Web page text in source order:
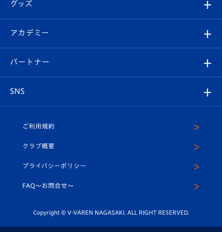
チケット
イベント
メディア
ホームタウン
スタッフプロフィール
マスコット紹介
平和祈念活動
ホームタウン活動
Revive Team
ヴィヴィくんの長崎おもてなしガイド
フォトギャラリー
スタジアムグルメ
V-LOVERS（ファンクラブ）
プレイヤーズスイート
グッズ
オンラインショップ
店舗情報
アカデミー
育成からのお知らせ
U-18
スクール
パートナー
SNS
ヴィヴィくんインスタグラム
公式LINE＠
ご利用規約
クラブ概要
プライバシーポリシー
FAQ〜お問合せ〜
Copyright © V-VAREN NAGASAKI. ALL RIGHT RESERVED.